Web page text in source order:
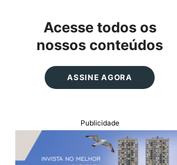
Acesse todos os
nossos conteúdos
ASSINE AGORA
Publicidade